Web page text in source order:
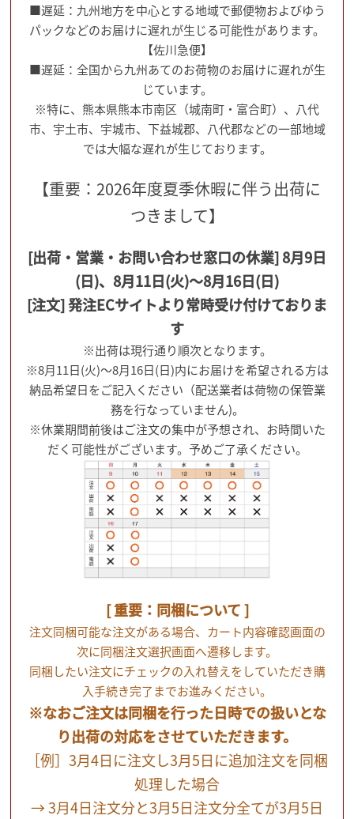
■遅延：九州地方を中心とする地域で郵便物およびゆう
パックなどのお届けに遅れが生じる可能性があります。
【佐川急便】
■遅延：全国から九州あてのお荷物のお届けに遅れが生
じています。
※特に、熊本県熊本市南区（城南町・富合町）、八代
市、宇土市、宇城市、下益城郡、八代郡などの一部地域
では大幅な遅れが生じております。
【重要：2026年度夏季休暇に伴う出荷に
つきまして】
[出荷・営業・お問い合わせ窓口の休業] 8月9日
(日)、8月11日(火)～8月16日(日)
[注文] 発注ECサイトより常時受け付けておりま
す
※出荷は現行通り順次となります。
※8月11日(火)～8月16日(日)内にお届けを希望される方は
納品希望日をご記入ください（配送業者は荷物の保管業
務を行なっていません)。
※休業期間前後はご注文の集中が予想され、お時間いた
だく可能性がございます。予めご了承ください。
[ 重要：同梱について ]
注文同梱可能な注文がある場合、カート内容確認画面の
次に同梱注文選択画面へ遷移します。
同梱したい注文にチェックの入れ替えをしていただき購
入手続き完了までお進みください。
※なおご注文は同梱を行った日時での扱いとな
り出荷の対応をさせていただきます。
［例］3月4日に注文し3月5日に追加注文を同梱
処理した場合
→ 3月4日注文分と3月5日注文分全てが3月5日